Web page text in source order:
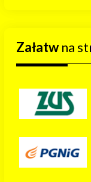
Załatwna